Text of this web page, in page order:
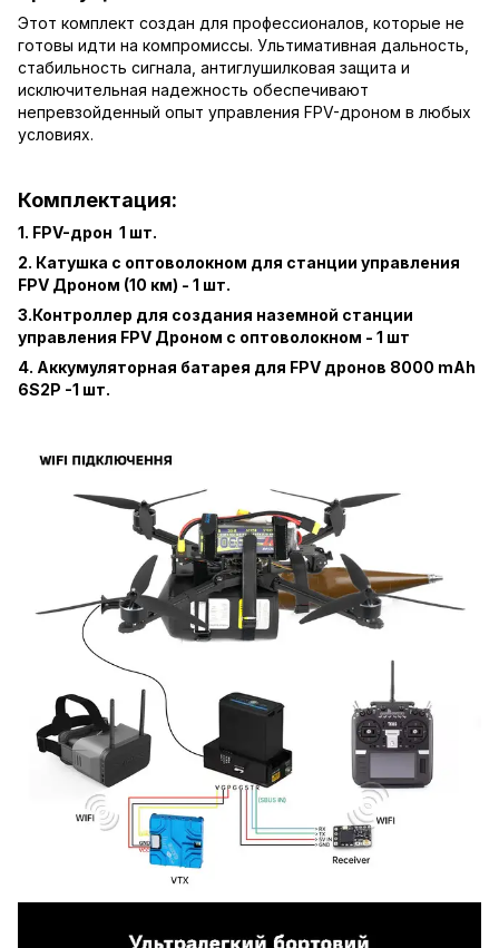
Этот комплект создан для профессионалов, которые не
готовы идти на компромиссы. Ультимативная дальность,
стабильность сигнала, антиглушилковая защита и
исключительная надежность обеспечивают
непревзойденный опыт управления FPV-дроном в любых
условиях.
Комплектация:
1. FPV-дрон 1 шт.
2. Катушка с оптоволокном для станции управления
FPV Дроном (10 км) - 1 шт.
3.Контроллер для создания наземной станции
управления FPV Дроном с оптоволокном - 1 шт
4. Аккумуляторная батарея для FPV дронов 8000 mAh
6S2P -1 шт.